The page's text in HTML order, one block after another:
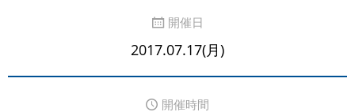
開催日
2017.07.17(月)
開催時間